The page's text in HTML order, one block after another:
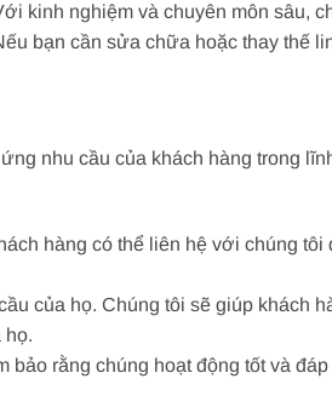
kinh nghiệm và chuyên môn sâu,
bạn cần sửa chữa hoặc thay thế
nhu cầu của khách hàng trong
hàng có thể liên hệ với chúng tôi
của họ. Chúng tôi sẽ giúp khách
họ.
bảo rằng chúng hoạt động tốt và